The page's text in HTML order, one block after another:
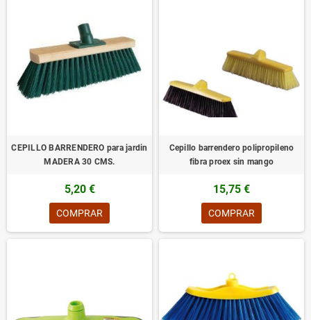
CEPILLO BARRENDERO para jardin
MADERA 30 CMS.
5,20 €
COMPRAR
Cepillo barrendero polipropileno
fibra proex sin mango
15,75 €
COMPRAR